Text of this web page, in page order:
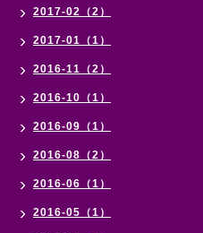
2017-02（2）
2017-01（1）
2016-11（2）
2016-10（1）
2016-09（1）
2016-08（2）
2016-06（1）
2016-05（1）